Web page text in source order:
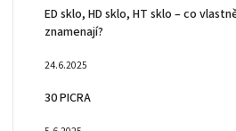
ED sklo, HD sklo, HT sklo – co
znamenají?
24.6.2025
30 PICRA